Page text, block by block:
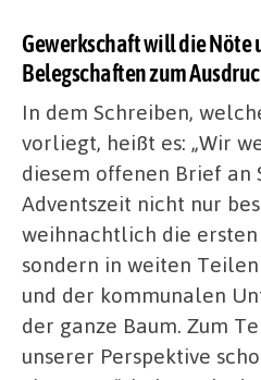
Gewerkschaft will die Nöte
Belegschaften zum
In dem Schreiben,
vorliegt, heißt es: „Wir
diesem offenen Brief an
Adventszeit nicht nur
weihnachtlich die
sondern in weiten
und der kommunalen
der ganze Baum. Zum
unserer Perspektive